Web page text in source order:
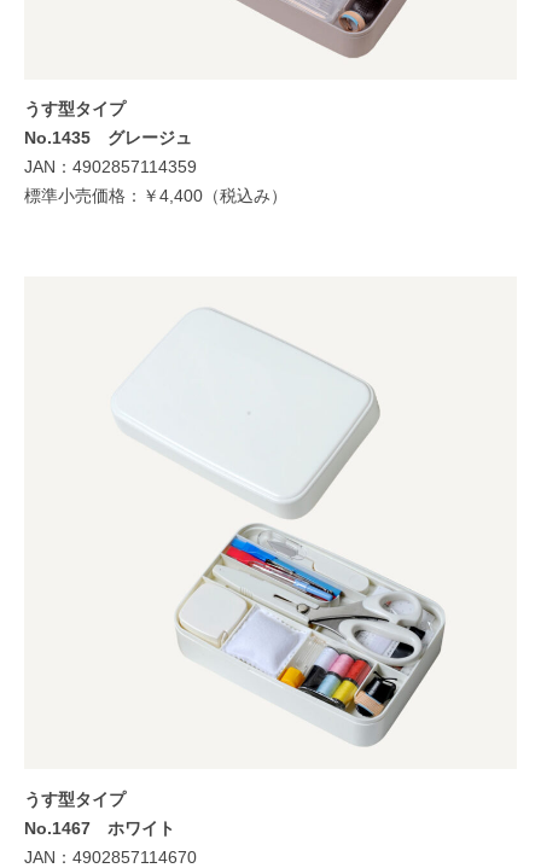
うす型タイプ
No.1435 グレージュ
JAN：4902857114359
標準小売価格：￥4,400（税込み）
うす型タイプ
No.1467 ホワイト
JAN：4902857114670